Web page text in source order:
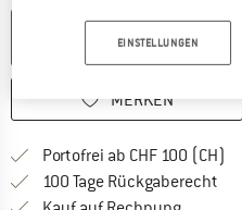
MERKEN
Portofrei ab CHF 100 (CH)
100 Tage Rückgaberecht
EINSTELLUNGEN